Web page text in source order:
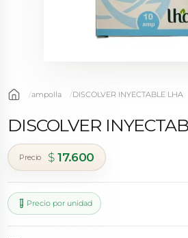
ampolla DISCOLVER INYECTABLE LHA
DISCOLVER
$17.600
Precio por unidad